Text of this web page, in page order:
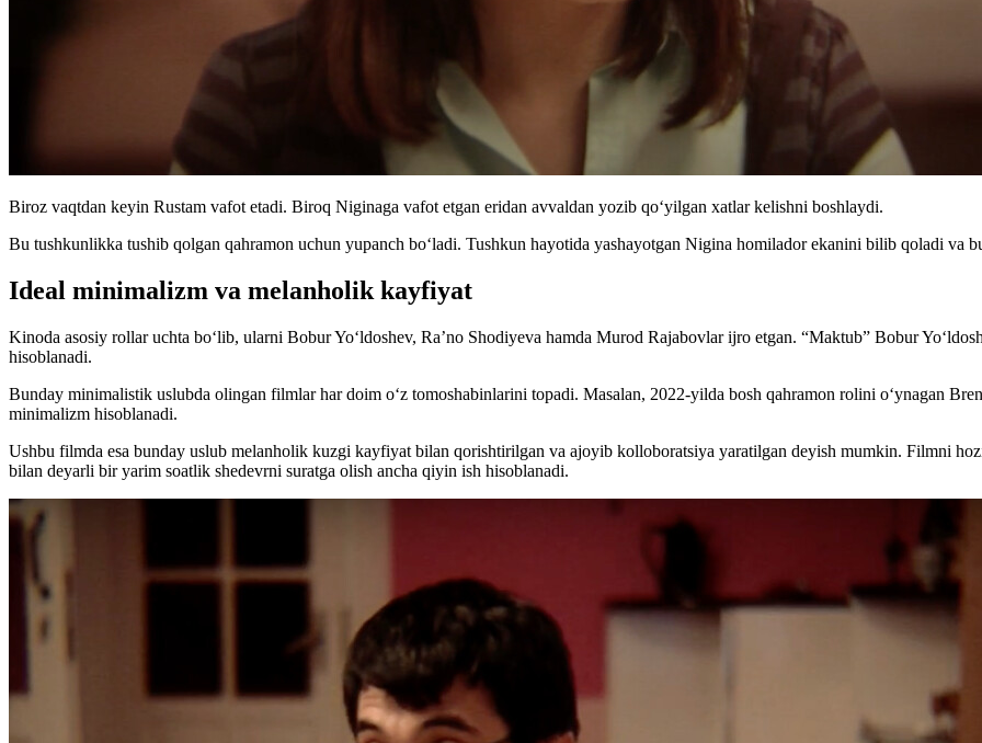
Biroz vaqtdan keyin Rustam vafot etadi. Biroq Niginaga vafot etgan eridan avvaldan yozib qoʻyilgan xatlar kelishni boshlaydi.
Bu tushkunlikka tushib qolgan qahramon uchun yupanch boʻladi. Tushkun hayotida yashayotgan Nigina homilador ekanini bilib qoladi va
Ideal minimalizm va melanholik kayfiyat
Kinoda asosiy rollar uchta boʻlib, ularni Bobur Yo‘ldoshev, Ra’no Shodiyeva hamda Murod Rajabovlar ijro etgan. “Maktub” Bobur
hisoblanadi.
Bunday minimalistik uslubda olingan filmlar har doim oʻz tomoshabinlarini topadi. Masalan, 2022-yilda bosh qahramon rolini oʻynagan
minimalizm hisoblanadi.
Ushbu filmda esa bunday uslub melanholik kuzgi kayfiyat bilan qorishtirilgan va ajoyib kolloboratsiya yaratilgan deyish mumkin. Filmni
bilan deyarli bir yarim soatlik shedevrni suratga olish ancha qiyin ish hisoblanadi.